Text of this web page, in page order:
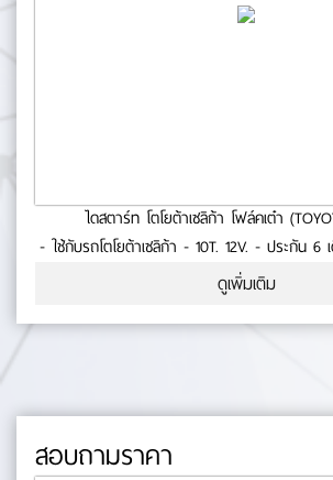
ไดสตาร์ท โตโยต้าเซลิก้า โฟล์คเต๋า
- ใช้กับรถโตโยต้าเซลิก้า - 10T. 12V. - ประกัน
No.0-23-50
ดูเพิ่มเติม
สอบถามราคา